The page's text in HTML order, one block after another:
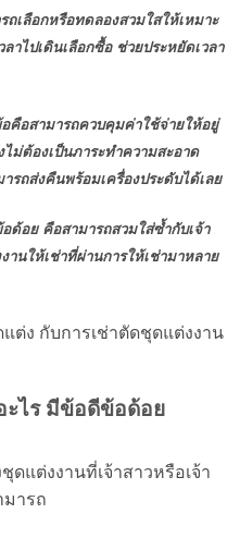
ถเลือกหรือทดลองสวมใสให้เหมาะ
ลาไปเดินเลือกซื้อ ช่วยประหยัดเวลา
คือสามารถควบคุมค่าใช้จ่ายให้อยู่
ม่ต้องเป็นภาระทำความสะอาด
รถส่งคืนพร้อมเครื่องประดับได้เลย
ด้อย คือสามารถสวมใส่ซ้ำกับเจ้า
านให้เช่าที่ผ่านการให้เช่ามาหลาย
ะไร มีข้อดีข้อด้อย
ดแต่งงานที่เจ้าสาวหรือเจ้า
มารถ